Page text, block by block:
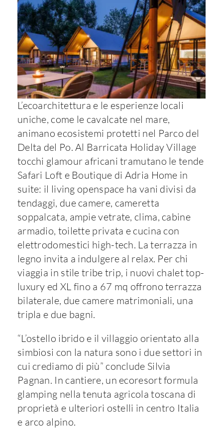
L’ecoarchitettura e le esperienze locali
uniche, come le cavalcate nel mare,
animano ecosistemi protetti nel Parco del
Delta del Po. Al Barricata Holiday Village
tocchi glamour africani tramutano le tende
Safari Loft e Boutique di Adria Home in
suite: il living openspace ha vani divisi da
tendaggi, due camere, cameretta
soppalcata, ampie vetrate, clima, cabine
armadio, toilette privata e cucina con
elettrodomestici high-tech. La terrazza in
legno invita a indulgere al relax. Per chi
viaggia in stile tribe trip, i nuovi chalet top-
luxury ed XL fino a 67 mq offrono terrazza
bilaterale, due camere matrimoniali, una
tripla e due bagni.
“L’ostello ibrido e il villaggio orientato alla
simbiosi con la natura sono i due settori in
cui crediamo di più” conclude Silvia
Pagnan. In cantiere, un ecoresort formula
glamping nella tenuta agricola toscana di
proprietà e ulteriori ostelli in centro Italia
e arco alpino.